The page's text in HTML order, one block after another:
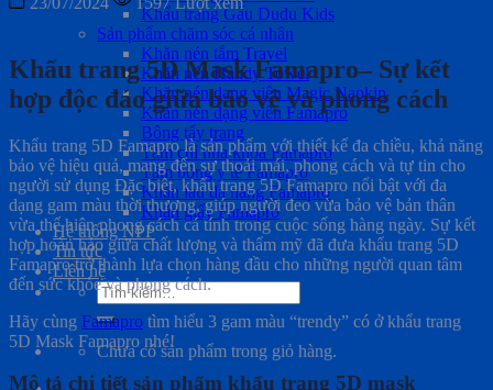
Khẩu trang Gấu Dudu Kids
Sản phẩm chăm sóc cá nhân
Khăn nén tắm Travel
Khăn nén Handy Towel
Khăn nén dạng viên Magic Napkin
Khăn nén dạng viên Famapro
Bông tẩy trang
Tăm chỉ nha khoa Famapro
Tăm bông y tế Famapro
Khăn lau đa năng Famapro
Khăn giấy Famapro
Hệ thống NPP
Tin tức
Liên hệ
Tìm
kiếm:
Chưa có sản phẩm trong giỏ hàng.
Khẩu trang 5D Mask Famapro– Sự kết
hợp độc đáo giữa bảo vệ và phong cách
Khẩu trang 5D Famapro là sản phẩm với thiết kế đa chiều, khả năng
bảo vệ hiệu quả, mang đến sự thoải mái, phong cách và tự tin cho
người sử dụng Đặc biệt, khẩu trang 5D Famapro nổi bật với đa
dạng gam màu thời thượng, giúp người đeo vừa bảo vệ bản thân
vừa thể hiện phong cách cá tính trong cuộc sống hàng ngày. Sự kết
hợp hoàn hảo giữa chất lượng và thẩm mỹ đã đưa khẩu trang 5D
Famapro trở thành lựa chọn hàng đầu cho những người quan tâm
đến sức khỏe và phong cách.
Hãy cùng Famapro tìm hiểu 3 gam màu “trendy” có ở khẩu trang
5D Mask Famapro nhé!
Mô tả chi tiết sản phẩm khẩu trang 5D mask